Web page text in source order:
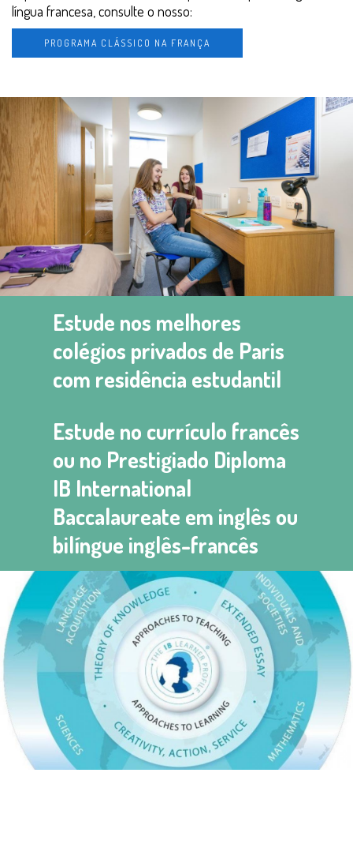
língua francesa, consulte o nosso:
PROGRAMA CLÁSSICO NA FRANÇA
Estude nos melhores
colégios privados de Paris
com residência estudantil
Estude no currículo francês
ou no Prestigiado Diploma
IB International
Baccalaureate em inglês ou
bilíngue inglês-francês